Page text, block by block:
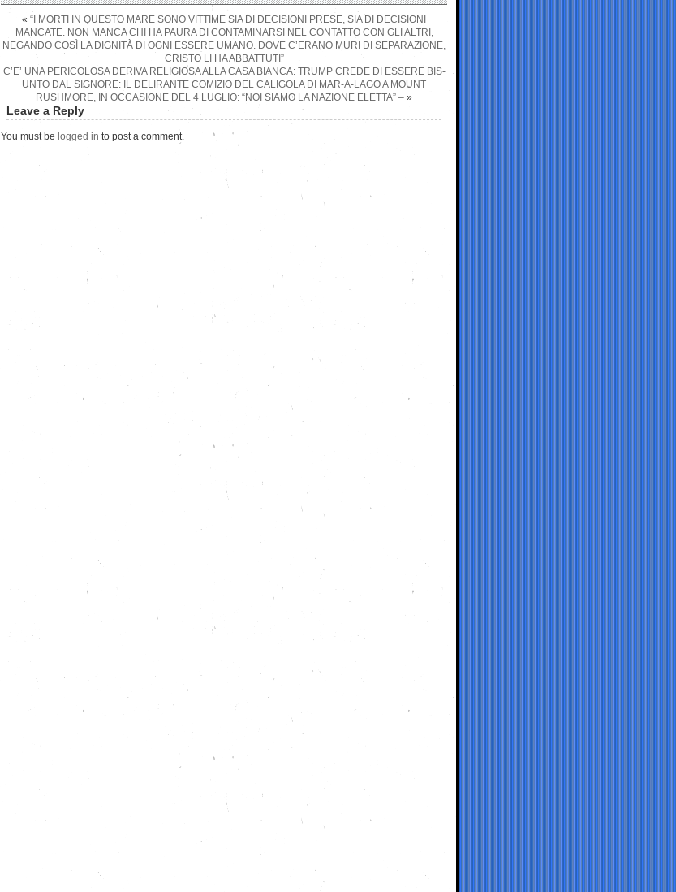
« “I MORTI IN QUESTO MARE SONO VITTIME SIA DI DECISIONI PRESE, SIA DI DECISIONI
MANCATE. NON MANCA CHI HA PAURA DI CONTAMINARSI NEL CONTATTO CON GLI ALTRI,
NEGANDO COSÌ LA DIGNITÀ DI OGNI ESSERE UMANO. DOVE C’ERANO MURI DI SEPARAZIONE,
CRISTO LI HA ABBATTUTI”
C’E’ UNA PERICOLOSA DERIVA RELIGIOSA ALLA CASA BIANCA: TRUMP CREDE DI ESSERE BIS-
UNTO DAL SIGNORE: IL DELIRANTE COMIZIO DEL CALIGOLA DI MAR-A-LAGO A MOUNT
RUSHMORE, IN OCCASIONE DEL 4 LUGLIO: “NOI SIAMO LA NAZIONE ELETTA” – »
Leave a Reply
You must be logged in to post a comment.